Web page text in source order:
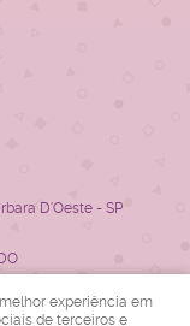
D'Oeste - SP
experiência em
de terceiros e